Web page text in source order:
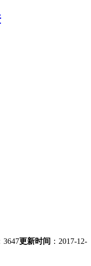
3647更新时间 ：2017-12-